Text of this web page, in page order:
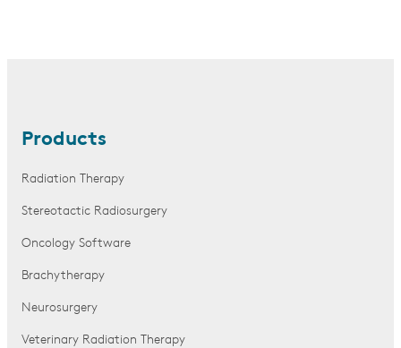
Products
Radiation Therapy
Stereotactic Radiosurgery
Oncology Software
Brachytherapy
Neurosurgery
Veterinary Radiation Therapy